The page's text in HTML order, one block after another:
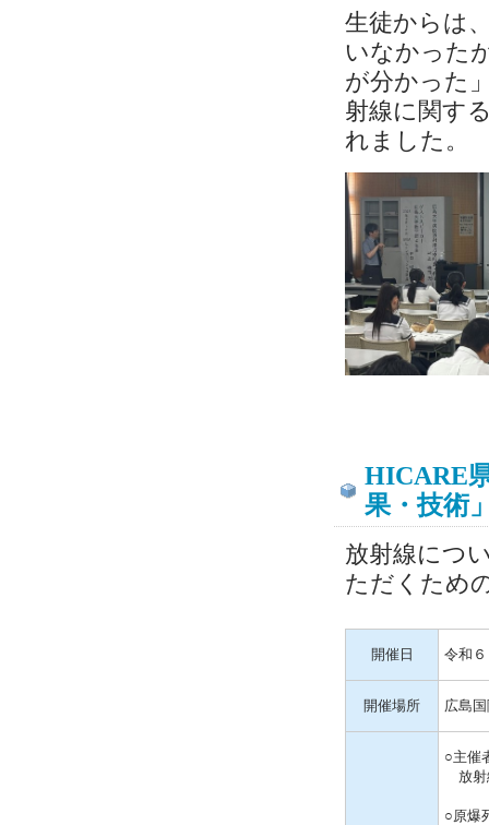
生徒からは
いなかった
が分かった
射線に関す
れました。
HICARE
果・技術
放射線につ
ただくため
開催日 令和
開催場所 広島
○主催
放射
○原爆